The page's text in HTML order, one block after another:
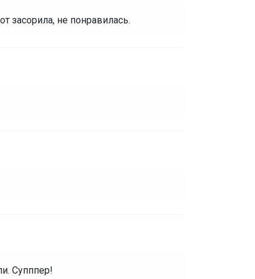
засорила, не понравилась.
Супппер!